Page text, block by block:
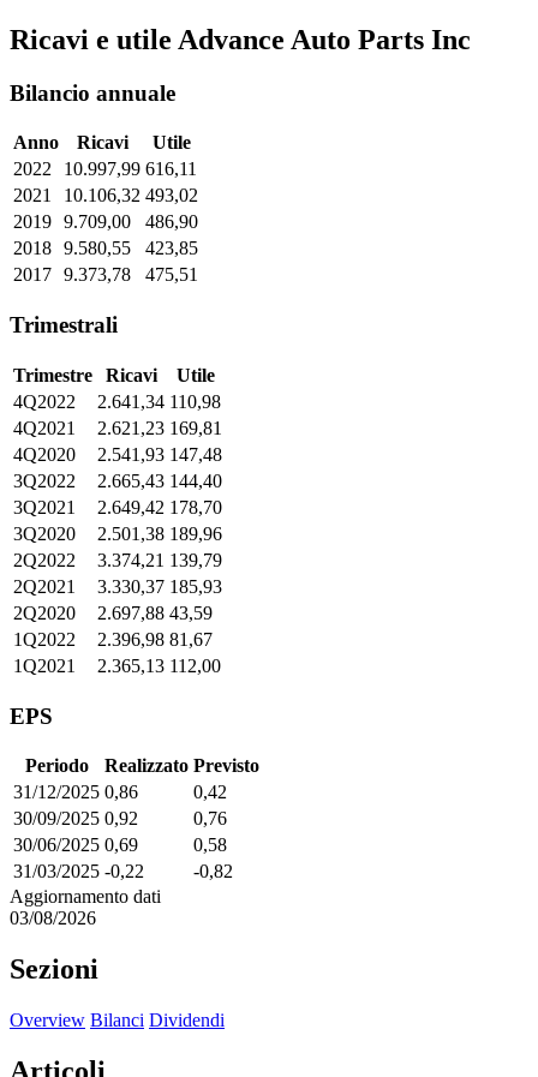
Ricavi e utile Advance Auto Parts Inc
Bilancio annuale
Anno Ricavi
Utile
2022
10.997,99 616,11
2021
10.106,32 493,02
2019 9.709,00
486,90
2018 9.580,55
423,85
2017 9.373,78 475,51
Trimestrali
Trimestre Ricavi
Utile
4Q2022
2.641,34 110,98
4Q2021
2.621,23 169,81
4Q2020
2.541,93 147,48
3Q2022
2.665,43 144,40
3Q2021
2.649,42 178,70
3Q2020
2.501,38 189,96
2Q2022
3.374,21 139,79
2Q2021
3.330,37 185,93
2Q2020
2.697,88 43,59
1Q2022
2.396,98 81,67
1Q2021
2.365,13 112,00
EPS
Periodo Realizzato Previsto
31/12/2025 0,86
0,42
30/09/2025 0,92
0,76
30/06/2025 0,69
0,58
31/03/2025 -0,22
-0,82
Aggiornamento dati
03/08/2026
Sezioni
Overview Bilanci Dividendi